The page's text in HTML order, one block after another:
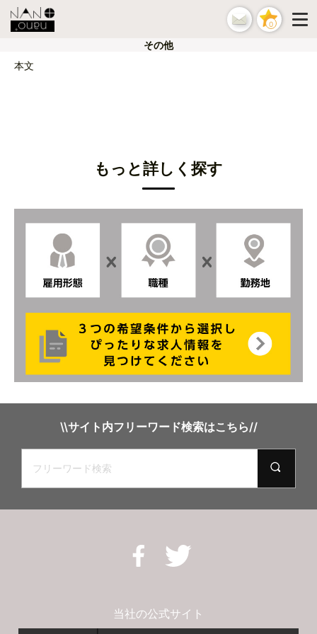
0
その他
本文
もっと詳しく探す
\\サイト内フリーワード検索はこちら//
当社の公式サイト